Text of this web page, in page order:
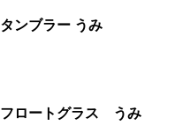
ノラネコぐんだん タンブラー うみ
ノラネコぐんだん フロートグラス うみ